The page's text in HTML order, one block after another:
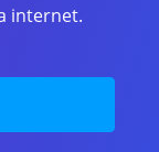
internet.